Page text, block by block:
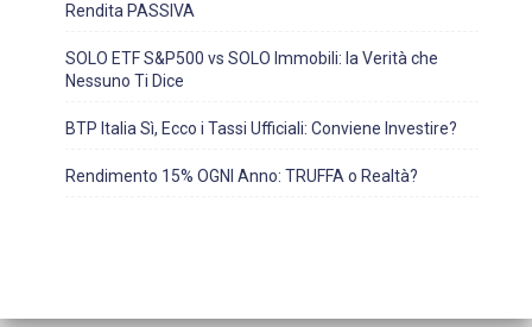
Rendita PASSIVA
SOLO ETF S&P500 vs SOLO Immobili: la Verità che
Nessuno Ti Dice
BTP Italia Sì, Ecco i Tassi Ufficiali: Conviene Investire?
Rendimento 15% OGNI Anno: TRUFFA o Realtà?